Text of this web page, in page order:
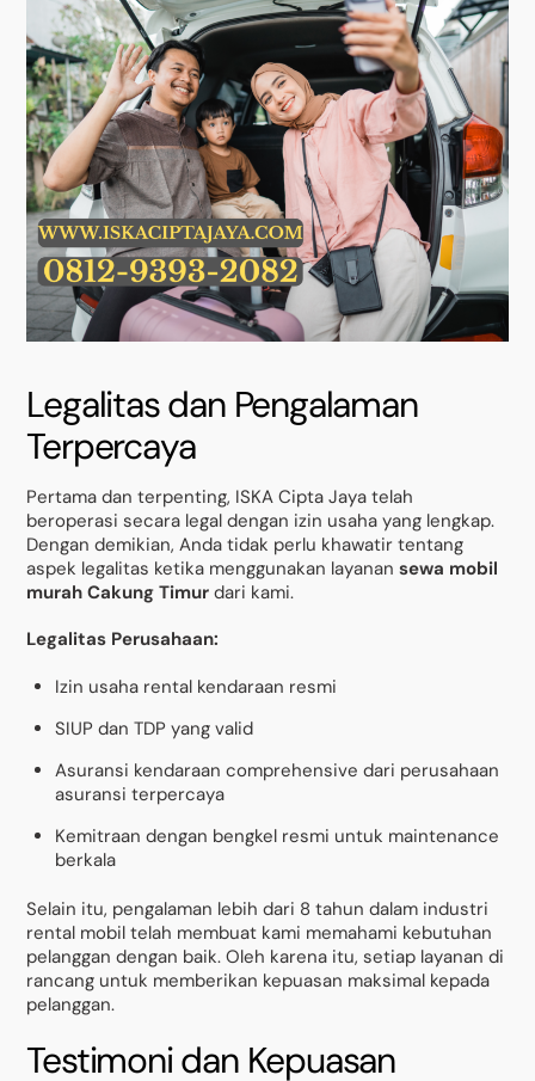
Legalitas dan Pengalaman
Terpercaya
Pertama dan terpenting, ISKA Cipta Jaya telah
beroperasi secara legal dengan izin usaha yang lengkap.
Dengan demikian, Anda tidak perlu khawatir tentang
aspek legalitas ketika menggunakan layanansewa mobil
murah Cakung Timur dari kami.
Legalitas Perusahaan:
Izin usaha rental kendaraan resmi
SIUP dan TDP yang valid
Asuransi kendaraan comprehensive dari perusahaan
asuransi terpercaya
Kemitraan dengan bengkel resmi untuk maintenance
berkala
Selain itu, pengalaman lebih dari 8 tahun dalam industri
rental mobil telah membuat kami memahami kebutuhan
pelanggan dengan baik. Oleh karena itu, setiap layanan di
rancang untuk memberikan kepuasan maksimal kepada
pelanggan.
Testimoni dan Kepuasan